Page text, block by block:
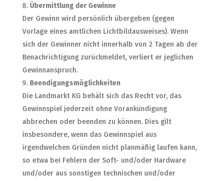
Übermittlung der Gewinne
Der Gewinn wird persönlich übergeben (gegen
Vorlage eines amtlichen Lichtbildausweises). Wenn
sich der Gewinner nicht innerhalb von 2 Tagen ab der
Benachrichtigung zurückmeldet, verliert er jeglichen
Gewinnanspruch.
Beendigungsmöglichkeiten
Die Landmarkt KG behält sich das Recht vor, das
Gewinnspiel jederzeit ohne Vorankündigung
abbrechen oder beenden zu können. Dies gilt
insbesondere, wenn das Gewinnspiel aus
irgendwelchen Gründen nicht planmäßig laufen kann,
so etwa bei Fehlern der Soft- und/oder Hardware
und/oder aus sonstigen technischen und/oder